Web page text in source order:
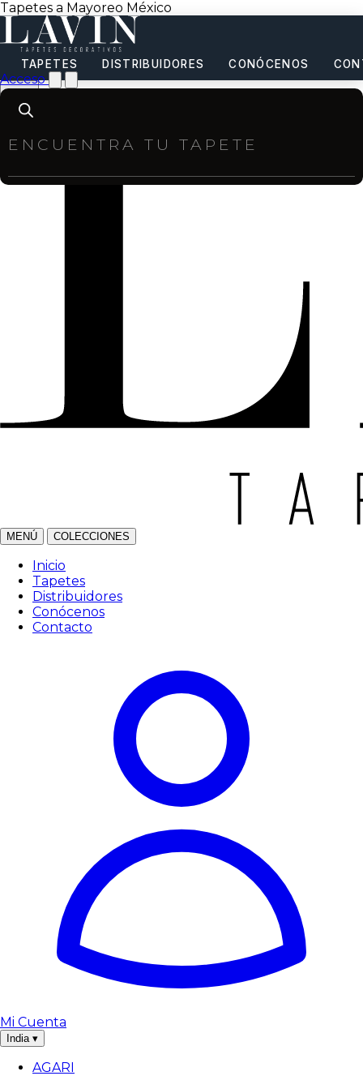
Tapetes a Mayoreo México
TAPETES DISTRIBUIDORES CONÓCENOS
Acceso
Products
search
MENÚ COLECCIONES
Inicio
Tapetes
Distribuidores
Conócenos
Contacto
Mi Cuenta
India ▾
AGARI